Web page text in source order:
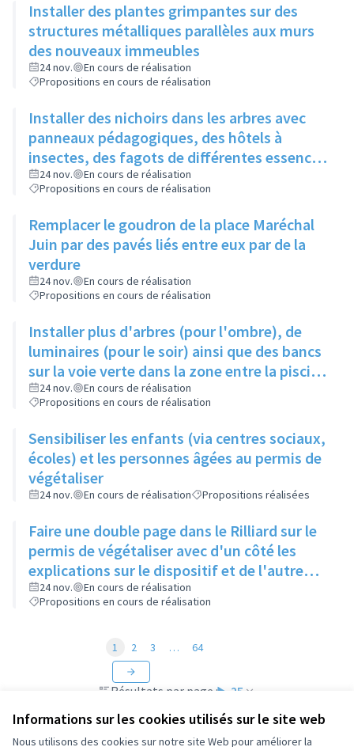
Informations sur les cookies utilisés sur le site web
Nous utilisons des cookies sur notre site Web pour améliorer la
Installer des plantes grimpantes sur des
structures métalliques parallèles aux murs
des nouveaux immeubles
24 nov.
En cours de réalisation
Propositions en cours de réalisation
Installer des nichoirs dans les arbres avec
panneaux pédagogiques, des hôtels à
insectes, des fagots de différentes essences
pour stimuler la biodiversité sur la place du
Château à la Roue
24 nov.
En cours de réalisation
Propositions en cours de réalisation
Remplacer le goudron de la place Maréchal
Juin par des pavés liés entre eux par de la
verdure
24 nov.
En cours de réalisation
Propositions en cours de réalisation
Installer plus d'arbres (pour l'ombre), de
luminaires (pour le soir) ainsi que des bancs
sur la voie verte dans la zone entre la piscine
et la rue de l'Industrie
24 nov.
En cours de réalisation
Propositions en cours de réalisation
Sensibiliser les enfants (via centres sociaux,
écoles) et les personnes âgées au permis de
végétaliser
24 nov. En cours de réalisation Propositions réalisées
Faire une double page dans le Rilliard sur le
permis de végétaliser avec d'un côté les
explications sur le dispositif et de l'autre
côté des exemples concrets de lieux à
investir
24 nov.
En cours de réalisation
Propositions en cours de réalisation
Résultats par page : 25
1 2 3 … 64